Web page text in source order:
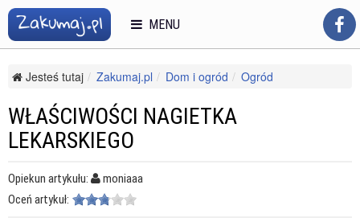
Jesteś tutaj Zakumaj.pl Dom i ogród
Ogród
WŁAŚCIWOŚCI NAGIETKA
LEKARSKIEGO
Opiekun artykułu:
moniaaa
Oceń artykuł:
MENU